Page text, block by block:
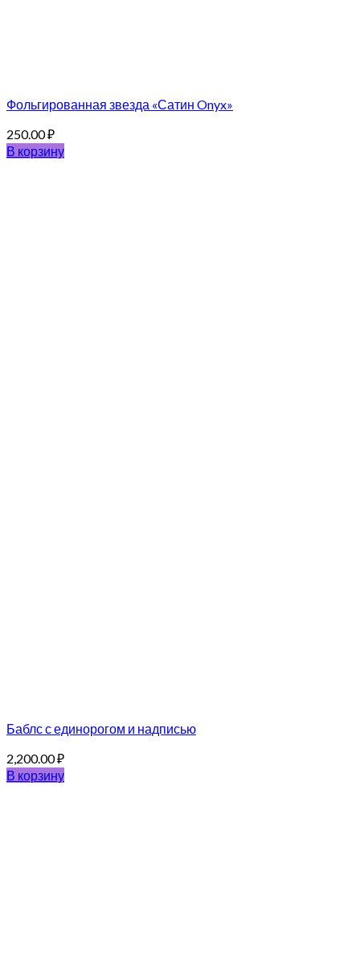
Фольгированная звезда «Сатин Onyx»
250.00₽
В корзину
Баблс с единорогом и надписью
2,200.00₽
В корзину